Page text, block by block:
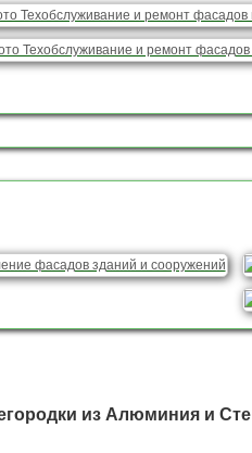
из Алюминия и